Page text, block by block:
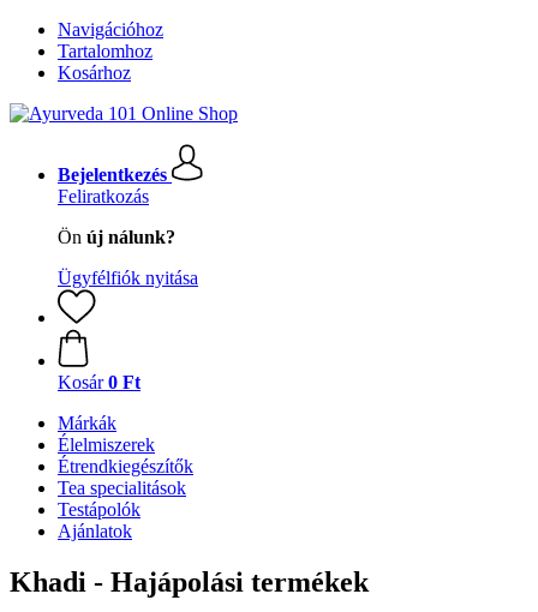
Navigációhoz
Tartalomhoz
Kosárhoz
Bejelentkezés
Feliratkozás
Ön új nálunk?
Ügyfélfiók nyitása
Kosár 0 Ft
Márkák
Élelmiszerek
Étrendkiegészítők
Tea specialitások
Testápolók
Ajánlatok
Khadi - Hajápolási termékek